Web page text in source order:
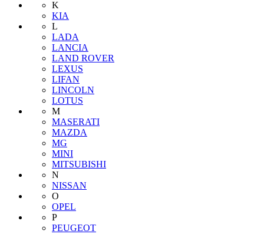
K
KIA
L
LADA
LANCIA
LAND ROVER
LEXUS
LIFAN
LINCOLN
LOTUS
M
MASERATI
MAZDA
MG
MINI
MITSUBISHI
N
NISSAN
O
OPEL
P
PEUGEOT